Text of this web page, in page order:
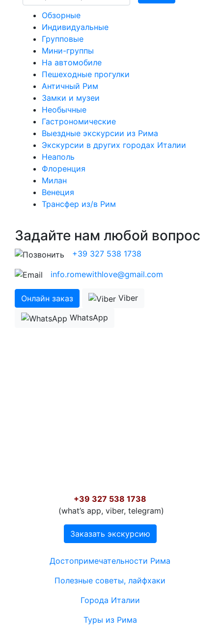
Обзорные
Индивидуальные
Групповые
Мини-группы
На автомобиле
Пешеходные прогулки
Античный Рим
Замки и музеи
Необычные
Гастрономические
Выездные экскурсии из Рима
Экскурсии в других городах Италии
Неаполь
Флоренция
Милан
Венеция
Трансфер из/в Рим
Задайте нам любой вопрос
+39 327 538 1738
info.romewithlove@gmail.com
Онлайн заказ
Viber
WhatsApp
+39 327 538 1738
‬ (what’s app, viber, telegram)
Заказать экскурсию
Меню в подвале
Достопримечательности Рима
Полезные советы, лайфхаки
Города Италии
Туры из Рима